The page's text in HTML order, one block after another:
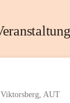
AUT